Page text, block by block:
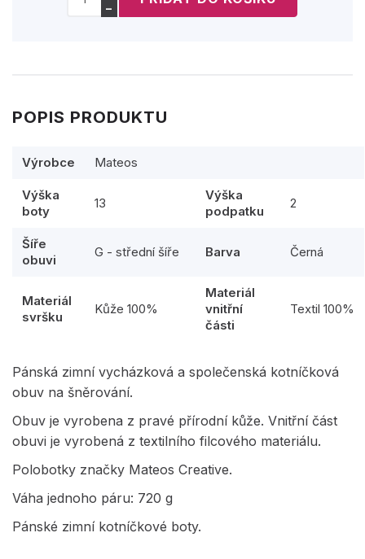
−
POPIS PRODUKTU
Výrobce Mateos
Výška
boty
13
Výška
podpatku
2
Šíře
obuvi
G - střední šíře Barva Černá
Materiál
svršku
Kůže 100%
Materiál
vnitřní
části
Textil 100%
Pánská zimní vycházková a společenská kotníčková
obuv na šněrování.
Obuv je vyrobena z pravé přírodní kůže. Vnitřní část
obuvi je vyrobená z textilního filcového materiálu.
Polobotky značky Mateos Creative.
Váha jednoho páru: 720 g
Pánské zimní kotníčkové boty.